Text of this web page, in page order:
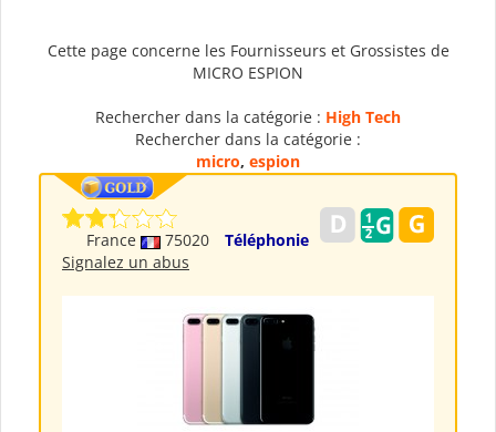
Cette page concerne les Fournisseurs et Grossistes de
MICRO ESPION
Rechercher dans la catégorie : High Tech
Rechercher dans la catégorie :
micro, espion
France 75020
Téléphonie
Signalez un abus